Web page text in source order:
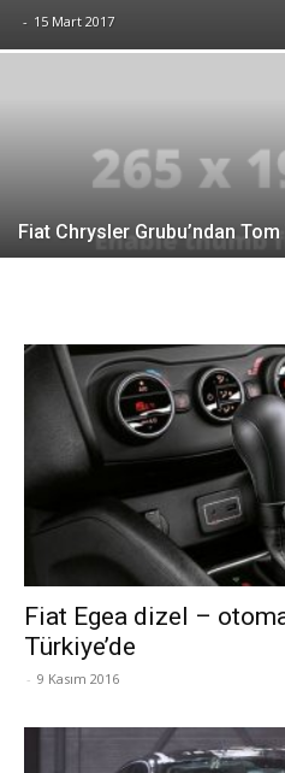
- 15 Mart 2017
Fiat Chrysler Grubu’ndan Tom
Fiat Egea dizel –
Türkiye’de
- 9 Kasım 2016